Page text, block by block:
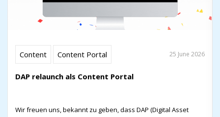
Content Content Portal 25 June 2026
DAP relaunch als Content Portal
Wir freuen uns, bekannt zu geben, dass DAP (Digital Asset